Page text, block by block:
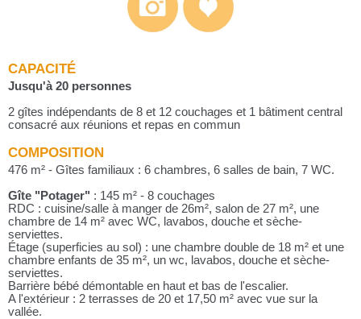
CAPACITÉ
Jusqu'à 20 personnes
2 gîtes indépendants de 8 et 12 couchages et 1 bâtiment central
consacré aux réunions et repas en commun
COMPOSITION
476 m² - Gîtes familiaux : 6 chambres, 6 salles de bain, 7 WC.
Gîte "Potager" : 145 m² - 8 couchages
RDC : cuisine/salle à manger de 26m², salon de 27 m², une
chambre de 14 m² avec WC, lavabos, douche et sèche-
serviettes.
Étage (superficies au sol) : une chambre double de 18 m² et une
chambre enfants de 35 m², un wc, lavabos, douche et sèche-
serviettes.
Barrière bébé démontable en haut et bas de l'escalier.
A l'extérieur : 2 terrasses de 20 et 17,50 m² avec vue sur la
vallée.